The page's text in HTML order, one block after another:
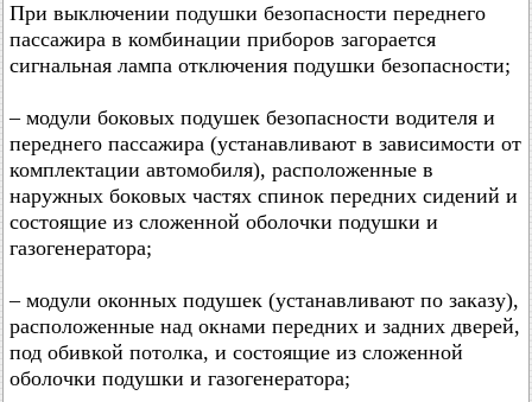
При выключении подушки безопасности переднего
пассажира в комбинации приборов загорается
сигнальная лампа отключения подушки безопасности;
– модули боковых подушек безопасности водителя и
переднего пассажира (устанавливают в зависимости от
комплектации автомобиля), расположенные в
наружных боковых частях спинок передних сидений и
состоящие из сложенной оболочки подушки и
газогенератора;
– модули оконных подушек (устанавливают по заказу),
расположенные над окнами передних и задних дверей,
под обивкой потолка, и состоящие из сложенной
оболочки подушки и газогенератора;